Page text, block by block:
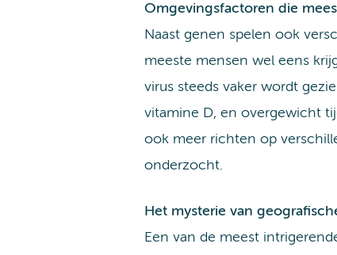
Omgevingsfactoren die
Naast genen spelen ook
meeste mensen wel eens
virus steeds vaker wordt
vitamine D, en overgewicht
ook meer richten op
onderzocht.
Het mysterie van
Een van de meest